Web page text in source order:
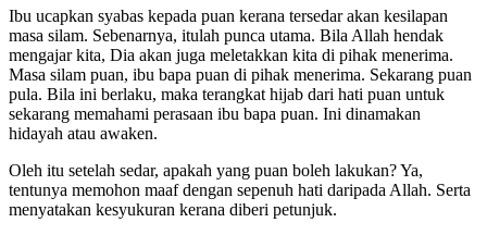
Ibu ucapkan syabas kepada puan kerana tersedar akan kesilapan
masa silam. Sebenarnya, itulah punca utama. Bila Allah hendak
mengajar kita, Dia akan juga meletakkan kita di pihak menerima.
Masa silam puan, ibu bapa puan di pihak menerima. Sekarang puan
pula. Bila ini berlaku, maka terangkat hijab dari hati puan untuk
sekarang memahami perasaan ibu bapa puan. Ini dinamakan
hidayah atau awaken.
Oleh itu setelah sedar, apakah yang puan boleh lakukan? Ya,
tentunya memohon maaf dengan sepenuh hati daripada Allah. Serta
menyatakan kesyukuran kerana diberi petunjuk.